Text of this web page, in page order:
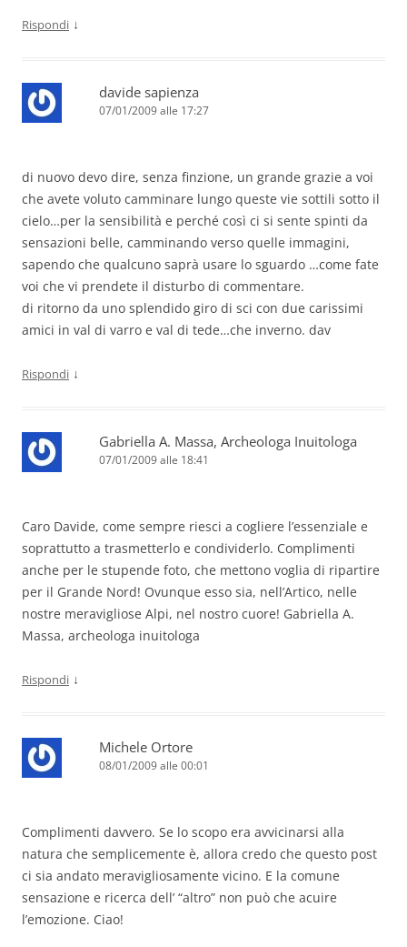
Rispondi ↓
davide sapienza
07/01/2009 alle 17:27
di nuovo devo dire, senza finzione, un grande grazie a voi
che avete voluto camminare lungo queste vie sottili sotto il
cielo…per la sensibilità e perché così ci si sente spinti da
sensazioni belle, camminando verso quelle immagini,
sapendo che qualcuno saprà usare lo sguardo …come fate
voi che vi prendete il disturbo di commentare.
di ritorno da uno splendido giro di sci con due carissimi
amici in val di varro e val di tede…che inverno. dav
Rispondi ↓
Gabriella A. Massa, Archeologa Inuitologa
07/01/2009 alle 18:41
Caro Davide, come sempre riesci a cogliere l’essenziale e
soprattutto a trasmetterlo e condividerlo. Complimenti
anche per le stupende foto, che mettono voglia di ripartire
per il Grande Nord! Ovunque esso sia, nell’Artico, nelle
nostre meravigliose Alpi, nel nostro cuore! Gabriella A.
Massa, archeologa inuitologa
Rispondi ↓
Michele Ortore
08/01/2009 alle 00:01
Complimenti davvero. Se lo scopo era avvicinarsi alla
natura che semplicemente è, allora credo che questo post
ci sia andato meravigliosamente vicino. E la comune
sensazione e ricerca dell’ “altro” non può che acuire
l’emozione. Ciao!